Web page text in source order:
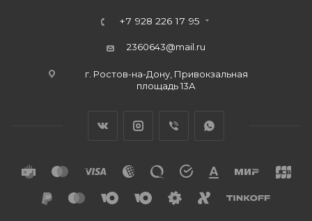
+7 928 226 17 95
2360643@mail.ru
г. Ростов-на-Дону, Привокзальная
площадь 13А